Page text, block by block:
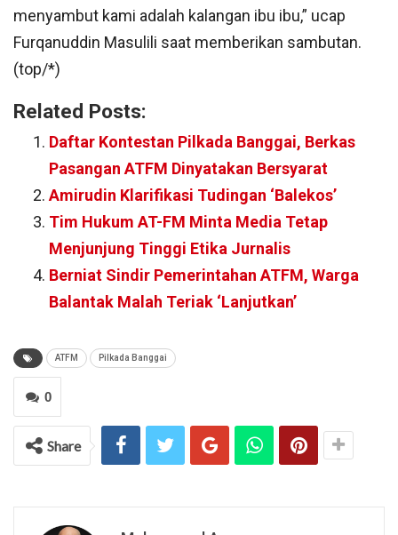
menyambut kami adalah kalangan ibu ibu,” ucap
Furqanuddin Masulili saat memberikan sambutan.
(top/*)
Related Posts:
Daftar Kontestan Pilkada Banggai, Berkas
Pasangan ATFM Dinyatakan Bersyarat
Amirudin Klarifikasi Tudingan ‘Balekos’
Tim Hukum AT-FM Minta Media Tetap
Menjunjung Tinggi Etika Jurnalis
Berniat Sindir Pemerintahan ATFM, Warga
Balantak Malah Teriak ‘Lanjutkan’
ATFM Pilkada Banggai
0
Share